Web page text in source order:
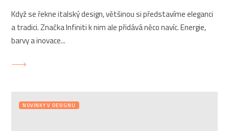
Když se řekne italský design, většinou si představíme eleganci
a tradici. Značka Infiniti k nim ale přidává něco navíc. Energie,
barvy a inovace...
NOVINKY V DESIGNU